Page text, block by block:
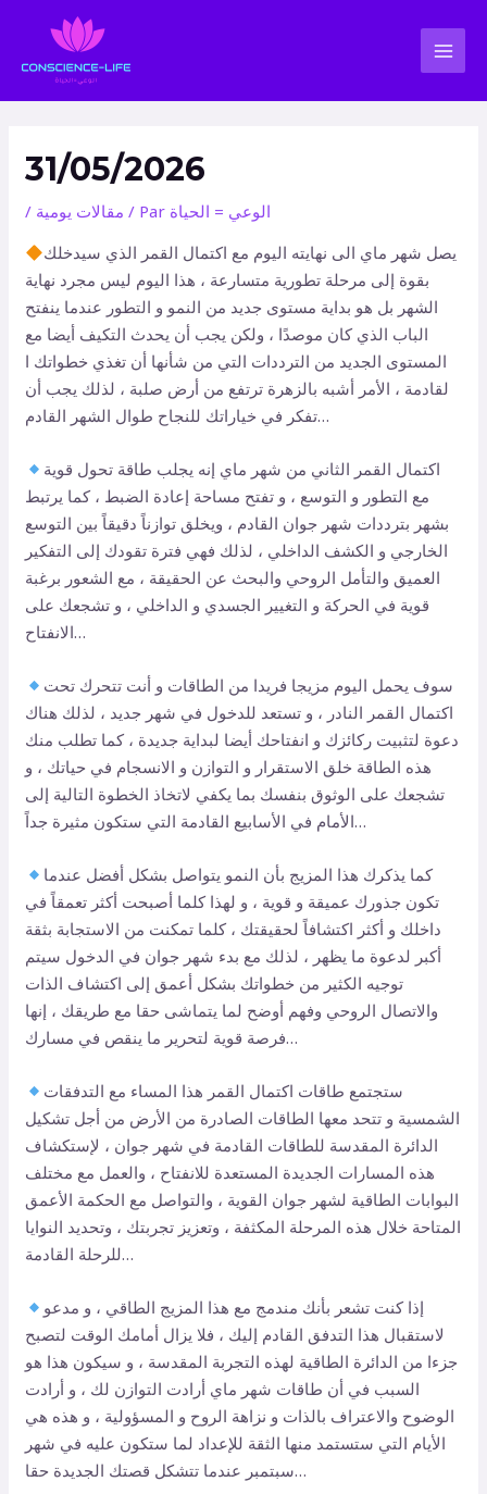
contenu
31/05/2026
/ مقالات يومية / Par الوعي = الحياة
يصل شهر ماي الى نهايته اليوم مع اكتمال القمر الذي سيدخلك
بقوة إلى مرحلة تطورية متسارعة ، هذا اليوم ليس مجرد نهاية
الشهر بل هو بداية مستوى جديد من النمو و التطور عندما ينفتح
الباب الذي كان موصدًا ، ولكن يجب أن يحدث التكيف أيضا مع
المستوى الجديد من الترددات التي من شأنها أن تغذي خطواتك ا
لقادمة ، الأمر أشبه بالزهرة ترتفع من أرض صلبة ، لذلك يجب أن
تفكر في خياراتك للنجاح طوال الشهر القادم…
اكتمال القمر الثاني من شهر ماي إنه يجلب طاقة تحول قوية
مع التطور و التوسع ، و تفتح مساحة إعادة الضبط ، كما يرتبط
بشهر بترددات شهر جوان القادم ، ويخلق توازناً دقيقاً بين التوسع
الخارجي و الكشف الداخلي ، لذلك فهي فترة تقودك إلى التفكير
العميق والتأمل الروحي والبحث عن الحقيقة ، مع الشعور برغبة
قوية في الحركة و التغيير الجسدي و الداخلي ، و تشجعك على
الانفتاح…
سوف يحمل اليوم مزيجا فريدا من الطاقات و أنت تتحرك تحت
اكتمال القمر النادر ، و تستعد للدخول في شهر جديد ، لذلك هناك
دعوة لتثبيت ركائزك و انفتاحك أيضا لبداية جديدة ، كما تطلب منك
هذه الطاقة خلق الاستقرار و التوازن و الانسجام في حياتك ، و
تشجعك على الوثوق بنفسك بما يكفي لاتخاذ الخطوة التالية إلى
الأمام في الأسابيع القادمة التي ستكون مثيرة جداً…
كما يذكرك هذا المزيج بأن النمو يتواصل بشكل أفضل عندما
تكون جذورك عميقة و قوية ، و لهذا كلما أصبحت أكثر تعمقاً في
داخلك و أكثر اكتشافاً لحقيقتك ، كلما تمكنت من الاستجابة بثقة
أكبر لدعوة ما يظهر ، لذلك مع بدء شهر جوان في الدخول سيتم
توجيه الكثير من خطواتك بشكل أعمق إلى اكتشاف الذات
والاتصال الروحي وفهم أوضح لما يتماشى حقا مع طريقك ، إنها
فرصة قوية لتحرير ما ينقص في مسارك…
ستجتمع طاقات اكتمال القمر هذا المساء مع التدفقات
الشمسية و تتحد معها الطاقات الصادرة من الأرض من أجل تشكيل
الدائرة المقدسة للطاقات القادمة في شهر جوان ، لإستكشاف
هذه المسارات الجديدة المستعدة للانفتاح ، والعمل مع مختلف
البوابات الطاقية لشهر جوان القوية ، والتواصل مع الحكمة الأعمق
المتاحة خلال هذه المرحلة المكثفة ، وتعزيز تجربتك ، وتحديد النوايا
للرحلة القادمة…
إذا كنت تشعر بأنك مندمج مع هذا المزيج الطاقي ، و مدعو
لاستقبال هذا التدفق القادم إليك ، فلا يزال أمامك الوقت لتصبح
جزءا من الدائرة الطاقية لهذه التجربة المقدسة ، و سيكون هذا هو
السبب في أن طاقات شهر ماي أرادت التوازن لك ، و أرادت
الوضوح والاعتراف بالذات و نزاهة الروح و المسؤولية ، و هذه هي
الأيام التي ستستمد منها الثقة للإعداد لما ستكون عليه في شهر
سبتمبر عندما تتشكل قصتك الجديدة حقا…
Navigation
articles